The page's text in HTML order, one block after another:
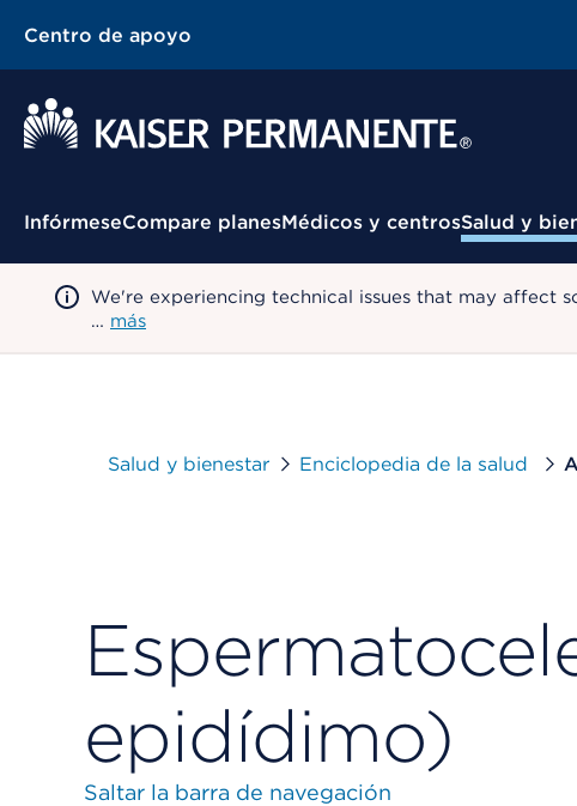
Centro de apoyo
Menú contextual
InfórmeseCompare planesMédicos y centrosSalud y
We're experiencing technical issues that may affect
… más
Salud y bienestar Enciclopedia de la salud
epidídimo)
Saltar la barra de navegación